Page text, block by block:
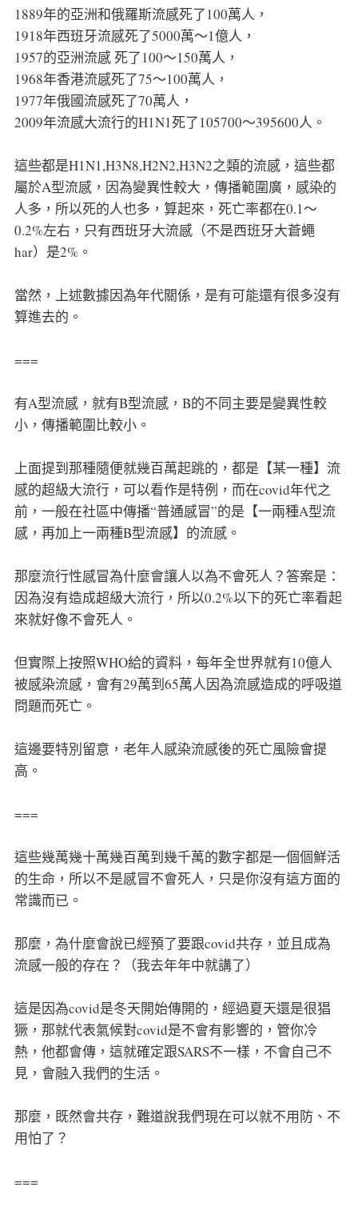
1889年的亞洲和俄羅斯流感死了100萬人，
1918年西班牙流感死了5000萬～1億人，
1957的亞洲流感 死了100～150萬人，
1968年香港流感死了75～100萬人，
1977年俄國流感死了70萬人，
2009年流感大流行的H1N1死了105700～395600人。
這些都是H1N1,H3N8,H2N2,H3N2之類的流感，這些都
屬於A型流感，因為變異性較大，傳播範圍廣，感染的
人多，所以死的人也多，算起來，死亡率都在0.1～
0.2%左右，只有西班牙大流感（不是西班牙大蒼蠅
har）是2%。
當然，上述數據因為年代關係，是有可能還有很多沒有
算進去的。
===
有A型流感，就有B型流感，B的不同主要是變異性較
小，傳播範圍比較小。
上面提到那種隨便就幾百萬起跳的，都是【某一種】流
感的超級大流行，可以看作是特例，而在covid年代之
前，一般在社區中傳播“普通感冒”的是【一兩種A型流
感，再加上一兩種B型流感】的流感。
那麼流行性感冒為什麼會讓人以為不會死人？答案是：
因為沒有造成超級大流行，所以0.2%以下的死亡率看起
來就好像不會死人。
但實際上按照WHO給的資料，每年全世界就有10億人
被感染流感，會有29萬到65萬人因為流感造成的呼吸道
問題而死亡。
這邊要特別留意，老年人感染流感後的死亡風險會提
高。
===
這些幾萬幾十萬幾百萬到幾千萬的數字都是一個個鮮活
的生命，所以不是感冒不會死人，只是你沒有這方面的
常識而已。
那麼，為什麼會說已經預了要跟covid共存，並且成為
流感一般的存在？（我去年年中就講了）
這是因為covid是冬天開始傳開的，經過夏天還是很猖
獗，那就代表氣候對covid是不會有影響的，管你冷
熱，他都會傳，這就確定跟SARS不一樣，不會自己不
見，會融入我們的生活。
那麼，既然會共存，難道說我們現在可以就不用防、不
用怕了？
===